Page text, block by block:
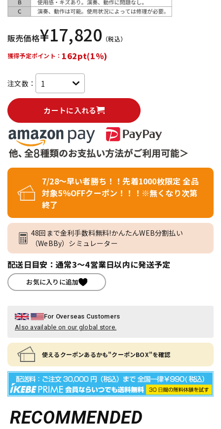
販売価格¥17,820 （税込）
獲得予定ポイント： 162pt(1%)
注文数：
カートに入れる
7/28～早い者勝ち！！先着1000枚限定 全品
対象5％OFFクーポン！！！※無くなり次第
終了
48回まで金利手数料無料!かんたんWEB分割払い
（WeBBy）シミュレーター
配送日目安：通常3～4営業日以内に発送予定
お気に入りに追加
For Overseas Customers
Also available on our global store.
使えるクーポンあるかも"クーポンBOX"を確認
RECOMMENDED